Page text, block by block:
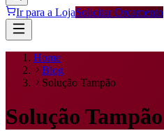
Ir para a LojaSolicitar Orçamento
Home
Blog
Solução Tampão
Solução Tampão